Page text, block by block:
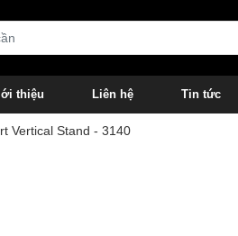
thiệu Liên hệ Tin tức
Vertical Stand - 3140